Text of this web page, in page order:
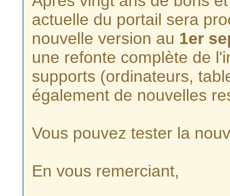
actuelle du portail sera
nouvelle version au 1er
une refonte complète de
supports (ordinateurs,
également de nouvelles
Vous pouvez tester la
En vous remerciant,